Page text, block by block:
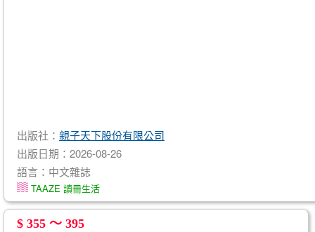
出版社： 親子天下股份有限公司
出版日期：2026-08-26
語言：中文雜誌
TAAZE 讀冊生活
$ 355 ～ 395